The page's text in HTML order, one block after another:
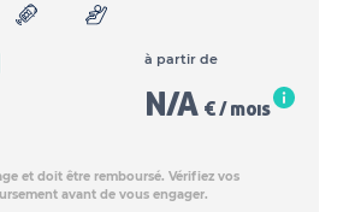
à partir de
N/A € / mois
et doit être remboursé. Vérifiez vos
avant de vous engager.